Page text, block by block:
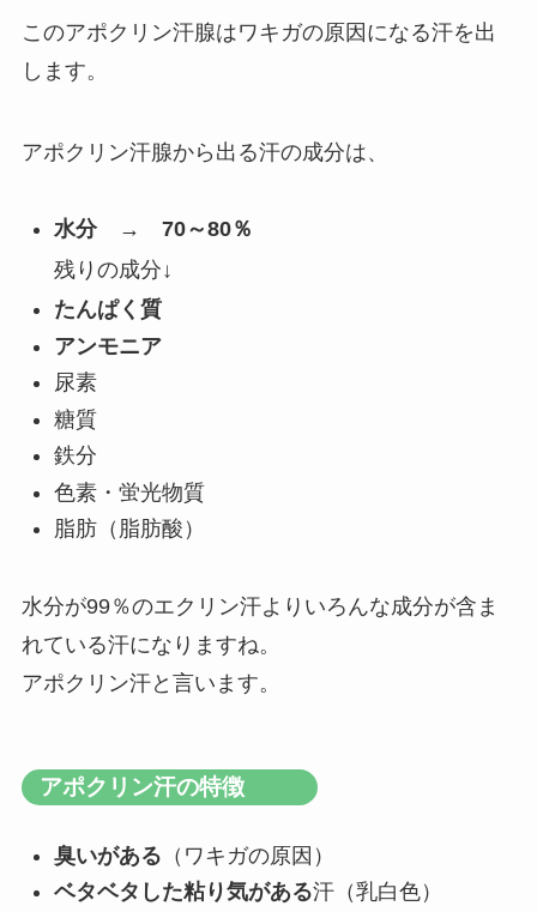
このアポクリン汗腺はワキガの原因になる汗を出
します。
アポクリン汗腺から出る汗の成分は、
水分 → 70～80％
残りの成分↓
たんぱく質
アンモニア
尿素
糖質
鉄分
色素・蛍光物質
脂肪（脂肪酸）
水分が99％のエクリン汗よりいろんな成分が含ま
れている汗になりますね。
アポクリン汗と言います。
アポクリン汗の特徴
臭いがある （ワキガの原因）
ベタベタした粘り気がある汗（乳白色）